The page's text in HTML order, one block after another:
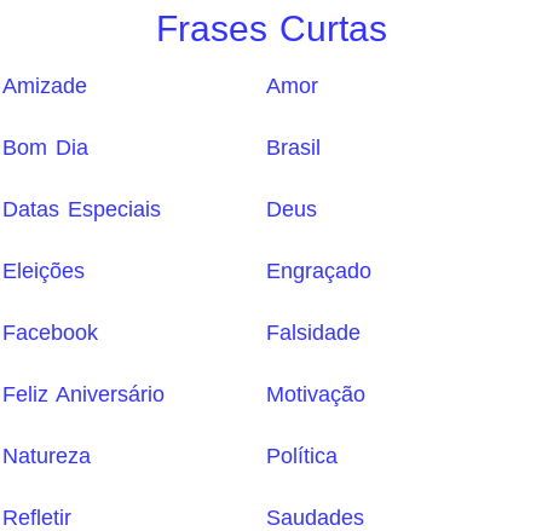
Frases Curtas
Amizade Amor
Bom Dia Brasil
Datas Especiais Deus
Eleições Engraçado
Facebook Falsidade
Feliz Aniversário Motivação
Natureza Política
Refletir Saudades